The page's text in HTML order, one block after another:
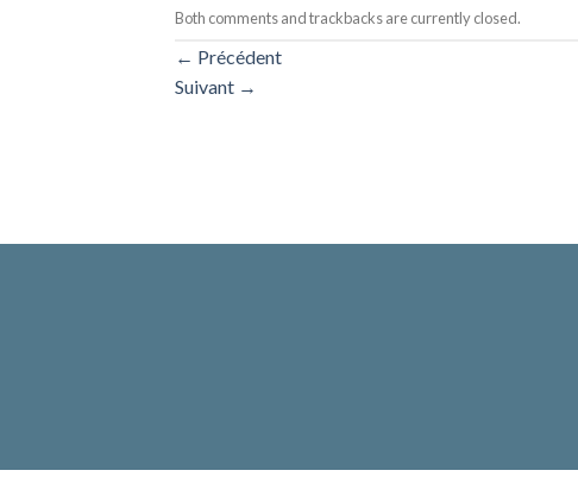
Both comments and trackbacks are currently closed.
← Précédent
Suivant →